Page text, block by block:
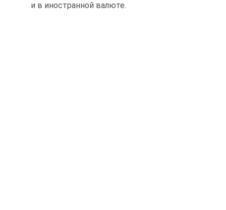
и в иностранной валюте.